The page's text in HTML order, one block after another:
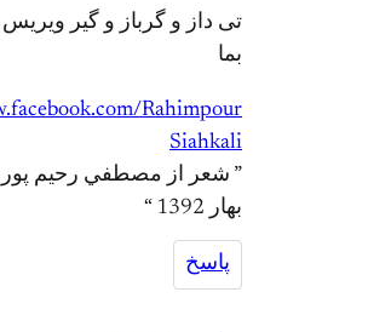
تی داز و گرباز و گیر
بما
Rahimpour
Siahkali
” شعر از مصطفي رحيم
بهار 1392 “
پاسخ